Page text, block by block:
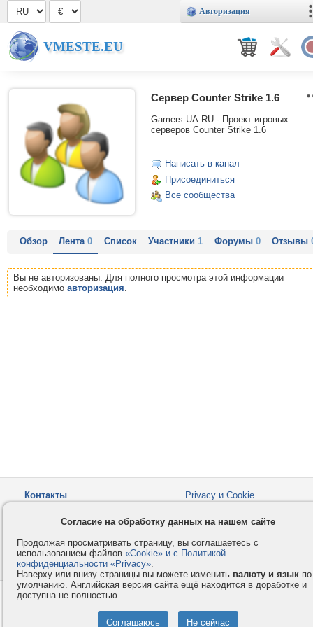
Авторизация
VMESTE.EU
Сервер Counter Strike 1.6
Gamers-UA.RU - Проект игровых
серверов Counter Strike 1.6
Написать в канал
Присоединиться
Все сообщества
Обзор Лента0 Список Участники1 Форумы 0 Отзывы
Вы не авторизованы. Для полного просмотра этой информации
необходимо авторизация.
Контакты
Privacy и Cookie
Как оплатить
Форумы
© 2008-2026VMESTE.EU
Согласие на обработку данных на нашем сайте
Продолжая просматривать страницу, вы соглашаетесь с
использованием файлов «Cookie» и с Политикой
конфиденциальности «Privacy».
Наверху или внизу страницы вы можете изменить валюту и язык по
умолчанию. Английская версия сайта ещё находится в доработке и
доступна не полностью.